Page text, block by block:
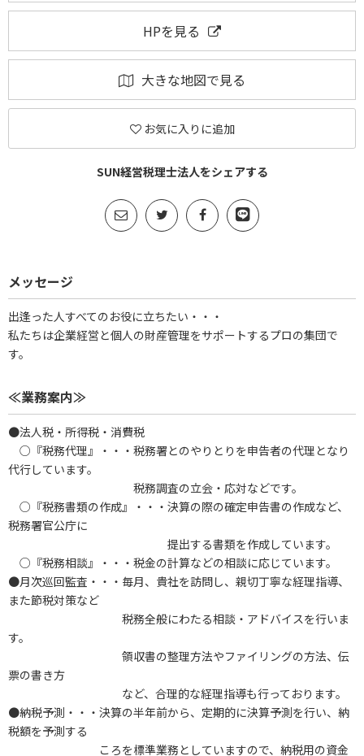
HPを見る
大きな地図で見る
お気に入りに追加
SUN経営税理士法人をシェアする
メッセージ
出逢った人すべてのお役に立ちたい・・・
私たちは企業経営と個人の財産管理をサポートするプロの集団で
す。
≪業務案内≫
●法人税・所得税・消費税
○『税務代理』・・・税務署とのやりとりを申告者の代理となり
代行しています。
税務調査の立会・応対などです。
○『税務書類の作成』・・・決算の際の確定申告書の作成など、
税務署官公庁に
提出する書類を作成しています。
○『税務相談』・・・税金の計算などの相談に応じています。
●月次巡回監査・・・毎月、貴社を訪問し、親切丁寧な経理指導、
また節税対策など
税務全般にわたる相談・アドバイスを行いま
す。
領収書の整理方法やファイリングの方法、伝
票の書き方
など、合理的な経理指導も行っております。
●納税予測・・・決算の半年前から、定期的に決算予測を行い、納
税額を予測する
ころを標準業務としていますので、納税用の資金